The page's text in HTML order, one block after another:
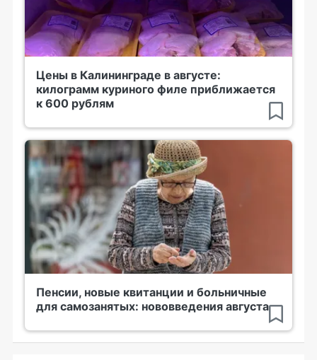
Цены в Калининграде в августе:
килограмм куриного филе приближается
к 600 рублям
Пенсии, новые квитанции и больничные
для самозанятых: нововведения августа